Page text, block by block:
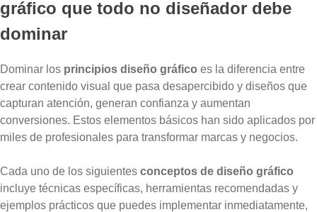
gráfico que todo no diseñador debe
dominar
Dominar los principios diseño gráfico es la diferencia entre
crear contenido visual que pasa desapercibido y diseños que
capturan atención, generan confianza y aumentan
conversiones. Estos elementos básicos han sido aplicados por
miles de profesionales para transformar marcas y negocios.
Cada uno de los siguientes conceptos de diseño gráfico
incluye técnicas específicas, herramientas recomendadas y
ejemplos prácticos que puedes implementar inmediatamente,